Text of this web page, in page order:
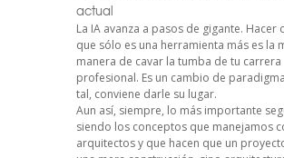
actual
La IA avanza a pasos de gigante. Hacer
que sólo es una herramienta más es la
manera de cavar la tumba de tu carrera
profesional. Es un cambio de
tal, conviene darle su lugar.
Aun así, siempre, lo más importante
siendo los conceptos que manejamos
arquitectos y que hacen que un